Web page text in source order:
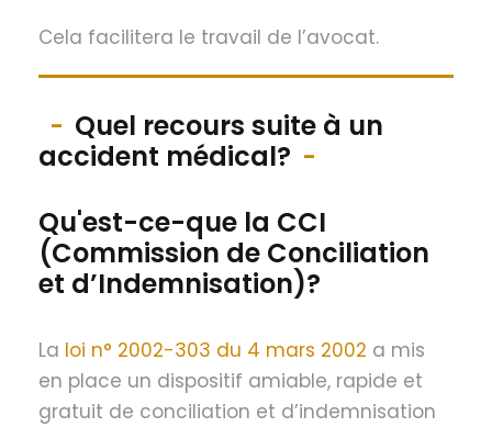
Cela facilitera le travail de l’avocat.
Quel recours suite à un
accident médical?
Qu'est-ce-que la CCI
(Commission de Conciliation
et d’Indemnisation)?
La loi n° 2002-303 du 4 mars 2002 a mis
en place un dispositif amiable, rapide et
gratuit de conciliation et d’indemnisation